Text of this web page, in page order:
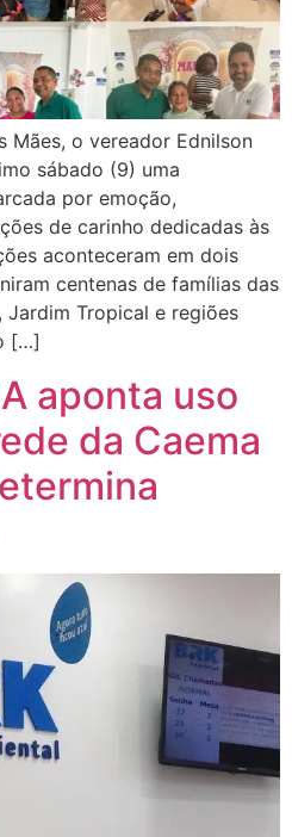
Mães, o vereador Ednilson
sábado (9) uma
por emoção,
de carinho dedicadas às
aconteceram em dois
centenas de famílias das
Jardim Tropical e regiões
[…]
aponta uso
da Caema